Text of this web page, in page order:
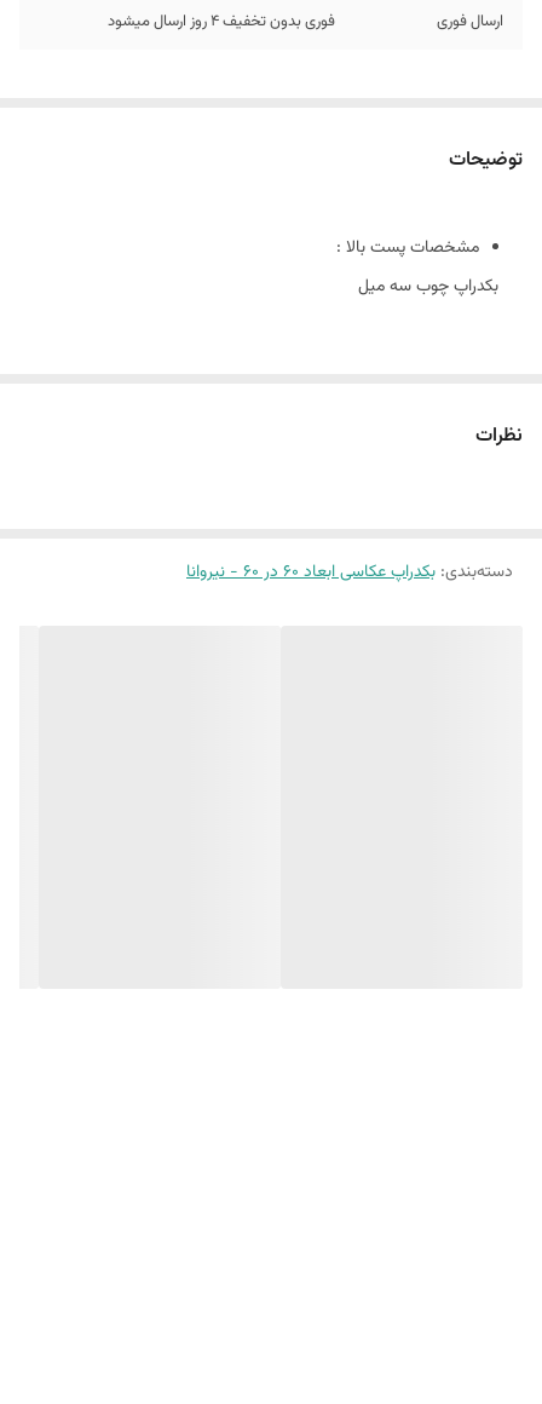
ارسال فوری فوری بدون تخفیف 4 روز ارسال میشود
توضیحات
مشخصات پست بالا :
بکدراپ چوب سه میل
سه عدد بکدراپ ۶٠ در ۶٠نظرات
دسته‌بندی: بکدراپ عکاسی ابعاد 60 در 60 - نیروانا